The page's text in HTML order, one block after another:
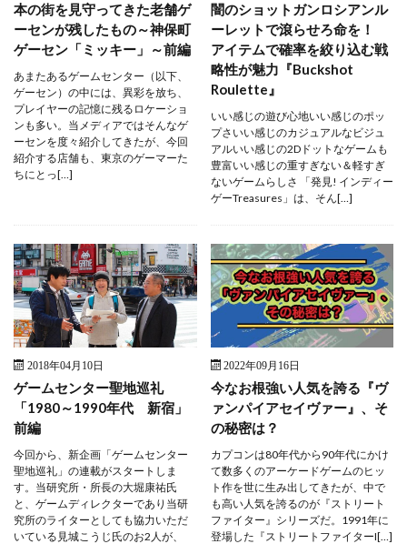
本の街を見守ってきた老舗ゲ
ーセンが残したもの～神保町
ゲーセン「ミッキー」～前編
あまたあるゲームセンター（以下、
ゲーセン）の中には、異彩を放ち、
プレイヤーの記憶に残るロケーショ
ンも多い。当メディアではそんなゲ
ーセンを度々紹介してきたが、今回
紹介する店舗も、東京のゲーマーた
ちにとっ[…]
闇のショットガンロシアンル
ーレットで滾らせろ命を！
アイテムで確率を絞り込む戦
略性が魅力『Buckshot
Roulette』
いい感じの遊び心地いい感じのポッ
プさいい感じのカジュアルなビジュ
アルいい感じの2Dドットなゲームも
豊富いい感じの重すぎない＆軽すぎ
ないゲームらしさ 「発見! インディー
ゲーTreasures」は、そん[…]
2018年04月10日
ゲームセンター聖地巡礼
「1980～1990年代 新宿」
前編
今回から、新企画「ゲームセンター
聖地巡礼」の連載がスタートしま
す。当研究所・所長の大堀康祐氏
と、ゲームディレクターであり当研
究所のライターとしても協力いただ
いている見城こうじ氏のお2人が、
2022年09月16日
今なお根強い人気を誇る『ヴ
ァンパイアセイヴァー』、そ
の秘密は？
カプコンは80年代から90年代にかけ
て数多くのアーケードゲームのヒッ
ト作を世に生み出してきたが、中で
も高い人気を誇るのが『ストリート
ファイター』シリーズだ。1991年に
登場した『ストリートファイターI[…]